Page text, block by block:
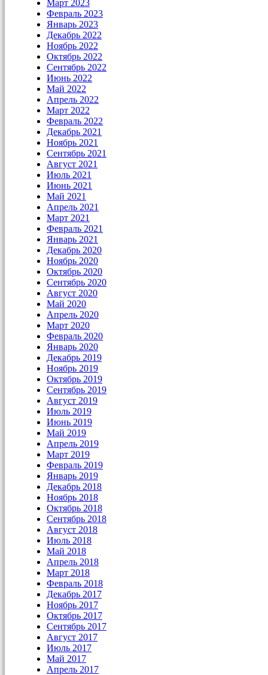
Март 2023
Февраль 2023
Январь 2023
Декабрь 2022
Ноябрь 2022
Октябрь 2022
Сентябрь 2022
Июнь 2022
Май 2022
Апрель 2022
Март 2022
Февраль 2022
Декабрь 2021
Ноябрь 2021
Сентябрь 2021
Август 2021
Июль 2021
Июнь 2021
Май 2021
Апрель 2021
Март 2021
Февраль 2021
Январь 2021
Декабрь 2020
Ноябрь 2020
Октябрь 2020
Сентябрь 2020
Август 2020
Май 2020
Апрель 2020
Март 2020
Февраль 2020
Январь 2020
Декабрь 2019
Ноябрь 2019
Октябрь 2019
Сентябрь 2019
Август 2019
Июль 2019
Июнь 2019
Май 2019
Апрель 2019
Март 2019
Февраль 2019
Январь 2019
Декабрь 2018
Ноябрь 2018
Октябрь 2018
Сентябрь 2018
Август 2018
Июль 2018
Май 2018
Апрель 2018
Март 2018
Февраль 2018
Декабрь 2017
Ноябрь 2017
Октябрь 2017
Сентябрь 2017
Август 2017
Июль 2017
Май 2017
Апрель 2017